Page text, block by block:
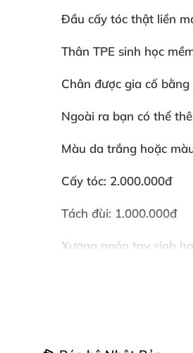
Đầu cấy tóc thật liền
Thân TPE sinh học
Chân được gia cố
Ngoài ra bạn có thể
Màu da trắng hoặc
Cấy tóc: 2.000.000đ
Tách đùi: 1.000.000đ
Xương ngón tay sinh